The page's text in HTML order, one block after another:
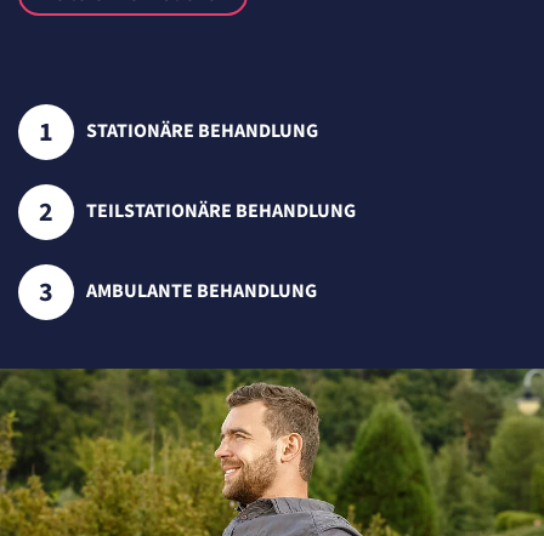
STATIONÄRE BEHANDLUNG
TEILSTATIONÄRE BEHANDLUNG
AMBULANTE BEHANDLUNG